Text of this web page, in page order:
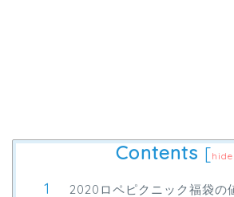
Contents [hide
2020ロペピクニック福袋の